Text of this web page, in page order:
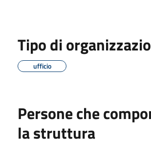
Tipo di
ufficio
Persone che
la struttura